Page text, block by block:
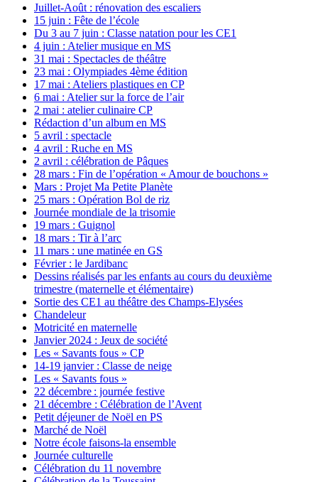
Juillet-Août : rénovation des escaliers
15 juin : Fête de l’école
Du 3 au 7 juin : Classe natation pour les CE1
4 juin : Atelier musique en MS
31 mai : Spectacles de théâtre
23 mai : Olympiades 4ème édition
17 mai : Ateliers plastiques en CP
6 mai : Atelier sur la force de l’air
2 mai : atelier culinaire CP
Rédaction d’un album en MS
5 avril : spectacle
4 avril : Ruche en MS
2 avril : célébration de Pâques
28 mars : Fin de l’opération « Amour de bouchons »
Mars : Projet Ma Petite Planète
25 mars : Opération Bol de riz
Journée mondiale de la trisomie
19 mars : Guignol
18 mars : Tir à l’arc
11 mars : une matinée en GS
Février : le Jardibanc
Dessins réalisés par les enfants au cours du deuxième
trimestre (maternelle et élémentaire)
Sortie des CE1 au théâtre des Champs-Elysées
Chandeleur
Motricité en maternelle
Janvier 2024 : Jeux de société
Les « Savants fous » CP
14-19 janvier : Classe de neige
Les « Savants fous »
22 décembre : journée festive
21 décembre : Célébration de l’Avent
Petit déjeuner de Noël en PS
Marché de Noël
Notre école faisons-la ensemble
Journée culturelle
Célébration du 11 novembre